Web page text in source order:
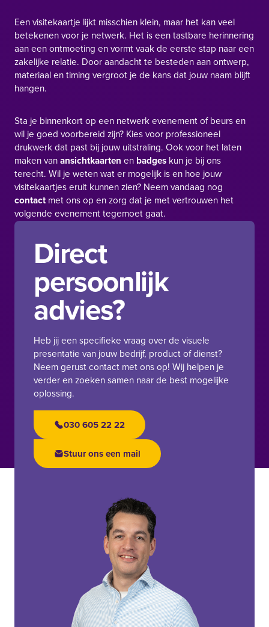
Een visitekaartje lijkt misschien klein, maar het kan veel
betekenen voor je netwerk. Het is een tastbare herinnering
aan een ontmoeting en vormt vaak de eerste stap naar een
zakelijke relatie. Door aandacht te besteden aan ontwerp,
materiaal en timing vergroot je de kans dat jouw naam blijft
hangen.
Sta je binnenkort op een netwerk evenement of beurs en
wil je goed voorbereid zijn? Kies voor professioneel
drukwerk dat past bij jouw uitstraling. Ook voor het laten
maken van ansichtkaarten en badges kun je bij ons
terecht. Wil je weten wat er mogelijk is en hoe jouw
visitekaartjes eruit kunnen zien? Neem vandaag nog
contact met ons op en zorg dat je met vertrouwen het
volgende evenement tegemoet gaat.
Direct
persoonlijk
advies?
Heb jij een specifieke vraag over de visuele
presentatie van jouw bedrijf, product of dienst?
Neem gerust contact met ons op! Wij helpen je
verder en zoeken samen naar de best mogelijke
oplossing.
030 605 22 22
Stuur ons een mail